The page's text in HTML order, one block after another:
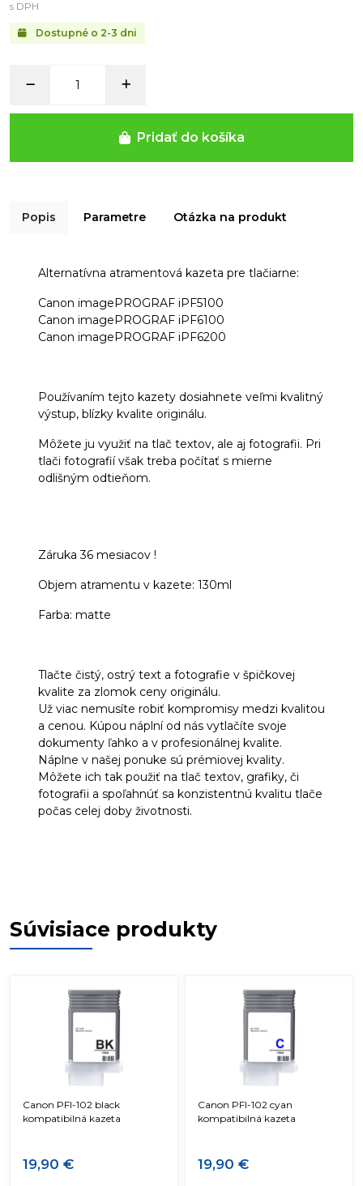
Dostupné o 2-3 dni
s DPH
Pridať do košíka
Popis Parametre Otázka na produkt
Alternatívna atramentová kazeta pre tlačiarne:
Canon imagePROGRAF iPF5100
Canon imagePROGRAF iPF6100
Canon imagePROGRAF iPF6200
Používaním tejto kazety dosiahnete veľmi kvalitný
výstup, blízky kvalite originálu.
Môžete ju využiť na tlač textov, ale aj fotografii. Pri
tlači fotografií však treba počítať s mierne
odlišným odtieňom.
Záruka 36 mesiacov !
Objem atramentu v kazete: 130ml
Farba: matte
Tlačte čistý, ostrý text a fotografie v špičkovej
kvalite za zlomok ceny originálu.
Už viac nemusíte robiť kompromisy medzi kvalitou
a cenou. Kúpou náplní od nás vytlačíte svoje
dokumenty ľahko a v profesionálnej kvalite.
Náplne v našej ponuke sú prémiovej kvality.
Môžete ich tak použiť na tlač textov, grafiky, či
fotografii a spoľahnúť sa konzistentnú kvalitu tlače
počas celej doby životnosti.
Súvisiace produkty
Canon PFI-102 black
kompatibilná kazeta
19,90 €
Canon PFI-102 cyan
kompatibilná kazeta
19,90 €